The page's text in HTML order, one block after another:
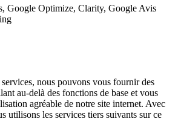
Google Optimize, Clarity, Google Avis
services, nous pouvons vous fournir des
au-delà des fonctions de base et vous
agréable de notre site internet. Avec
utilisons les services tiers suivants sur ce